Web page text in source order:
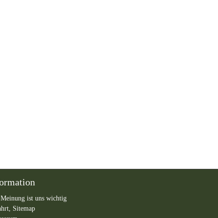
ist uns wichtig
Sitemap